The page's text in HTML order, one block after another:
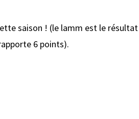
saison ! (le lamm est le
6 points).